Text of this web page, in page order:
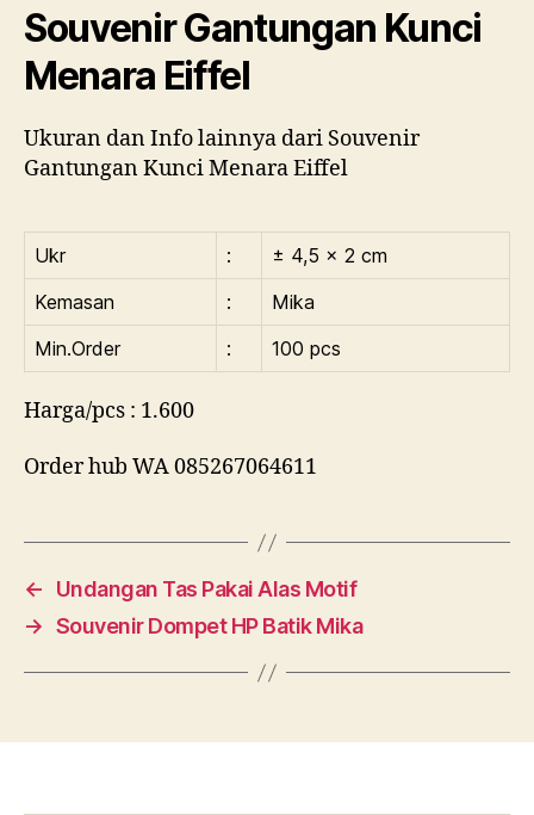
Souvenir Gantungan Kunci
Menara Eiffel
Ukuran dan Info lainnya dari Souvenir
Gantungan Kunci Menara Eiffel
Ukr :
± 4,5 x 2 cm
Kemasan
:
Mika
Min.Order
: 100 pcs
Harga/pcs : 1.600
Order hub WA 085267064611
←
Undangan Tas Pakai Alas Motif
→ Souvenir Dompet HP Batik Mika